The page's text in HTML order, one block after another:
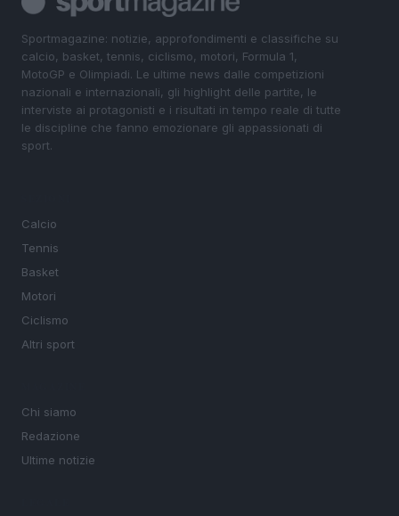
Sportmagazine: notizie, approfondimenti e classifiche su
calcio, basket, tennis, ciclismo, motori, Formula 1,
MotoGP e Olimpiadi. Le ultime news dalle competizioni
nazionali e internazionali, gli highlight delle partite, le
interviste ai protagonisti e i risultati in tempo reale di tutte
le discipline che fanno emozionare gli appassionati di
sport.
Calcio
Tennis
Basket
Motori
Ciclismo
Altri sport
Chi siamo
Redazione
Ultime notizie